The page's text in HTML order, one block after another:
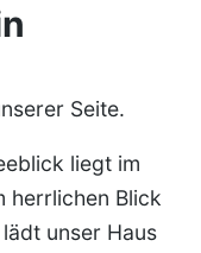
Seite.
liegt im
herrlichen Blick
unser Haus